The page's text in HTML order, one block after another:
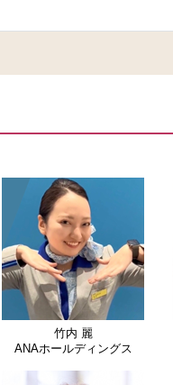
竹内 麗
ANAホールディングス